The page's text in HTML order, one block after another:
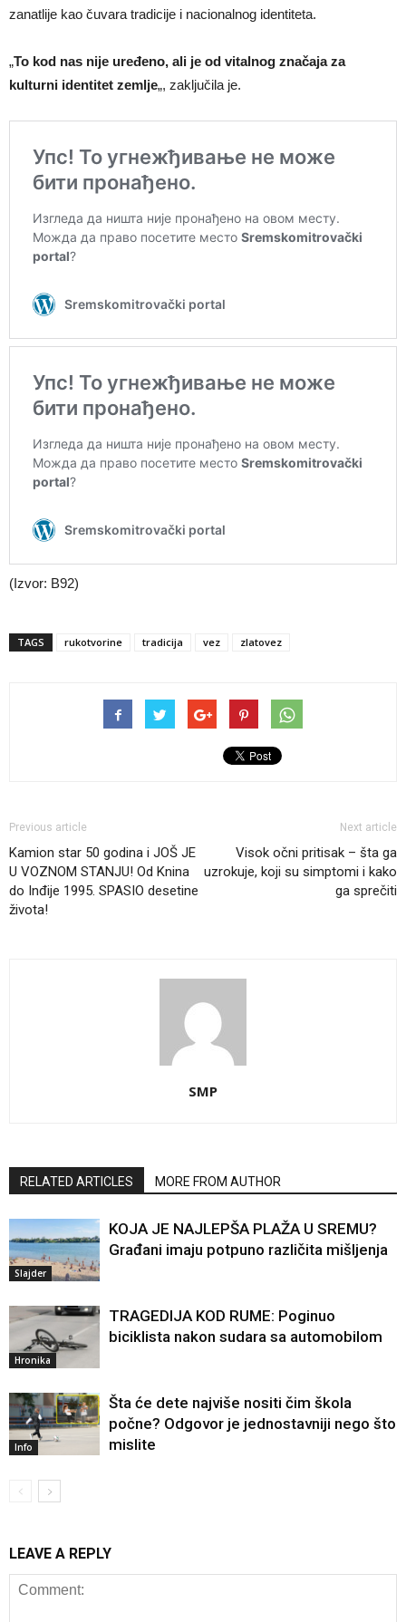
zanatlije kao čuvara tradicije i nacionalnog identiteta.
„To kod nas nije uređeno, ali je od vitalnog značaja za
kulturni identitet zemlje„, zaključila je.
(Izvor: B92)
TAGS rukotvorine tradicija vez zlatovez
Previous article
Kamion star 50 godina i JOŠ JE
U VOZNOM STANJU! Od Knina
do Inđije 1995. SPASIO desetine
života!
Next article
Visok očni pritisak – šta ga
uzrokuje, koji su simptomi i kako
ga sprečiti
SMP
RELATED ARTICLES MORE FROM AUTHOR
Slajder
KOJA JE NAJLEPŠA PLAŽA U SREMU?
Građani imaju potpuno različita mišljenja
Hronika
TRAGEDIJA KOD RUME: Poginuo
biciklista nakon sudara sa automobilom
Info
Šta će dete najviše nositi čim škola
počne? Odgovor je jednostavniji nego što
mislite
LEAVE A REPLY